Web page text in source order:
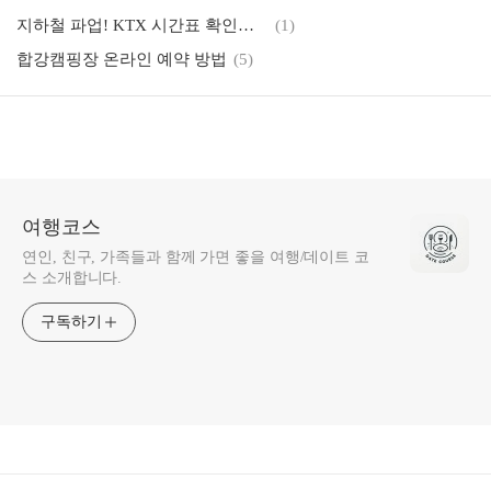
지하철 파업! KTX 시간표 확인이 필수인 이유
(1)
합강캠핑장 온라인 예약 방법 (5)
여행코스
연인, 친구, 가족들과 함께 가면 좋을 여행/데이트 코
스 소개합니다.
구독하기